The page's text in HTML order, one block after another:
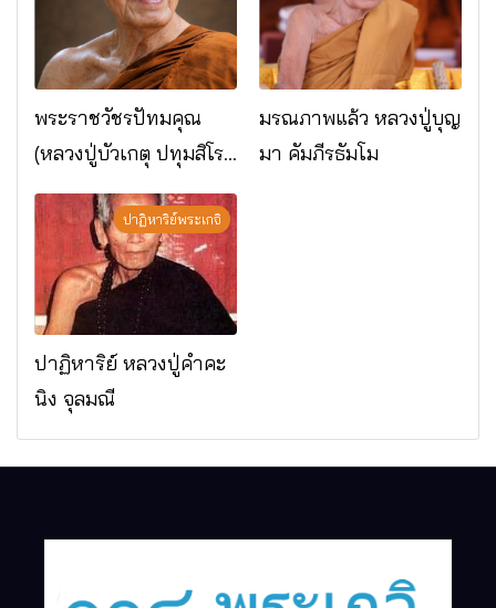
พระราชวัชรปัทมคุณ
(หลวงปู่บัวเกตุ ปทุมสิโร)
มรณภาพแล้ว วัดป่า
ดาราภิรมย์ อ.แม่ริม
จ.เชียงใหม่
มรณภาพแล้ว หลวงปู่บุญ
มา คัมภีรธัมโม
ปาฏิหาริย์พระเกจิ
ปาฏิหาริย์ หลวงปู่คำคะ
นิง จุลมณี